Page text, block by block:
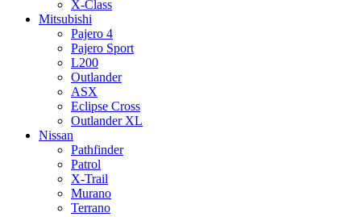
X-Class
Mitsubishi
Pajero 4
Pajero Sport
L200
Outlander
ASX
Eclipse Cross
Outlander XL
Nissan
Pathfinder
Patrol
X-Trail
Murano
Terrano